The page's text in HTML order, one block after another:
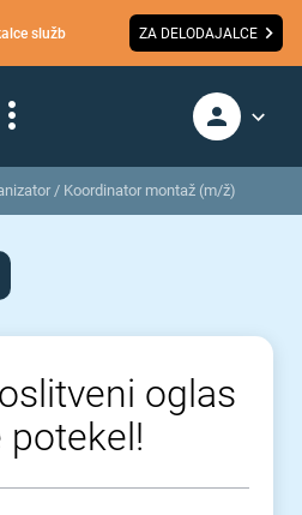
služb ZA DELODAJALCE
/ Koordinator montaž (m/ž)
oglas
potekel!